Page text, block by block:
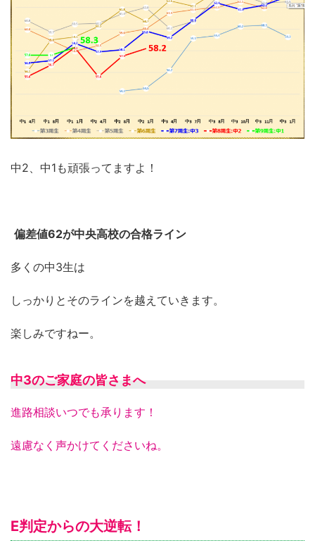
中2、中1も頑張ってますよ！
偏差値62が中央高校の合格ライン
多くの中3生は
しっかりとそのラインを越えていきます。
楽しみですねー。
中3のご家庭の皆さまへ
進路相談いつでも承ります！
遠慮なく声かけてくださいね。
E判定からの大逆転！